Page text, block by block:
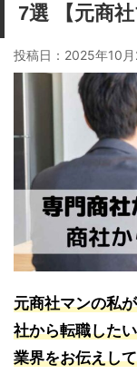
7選 【元商社
投稿日： 2025年10
元商社マンの私
社から転職した
業界をお伝えし